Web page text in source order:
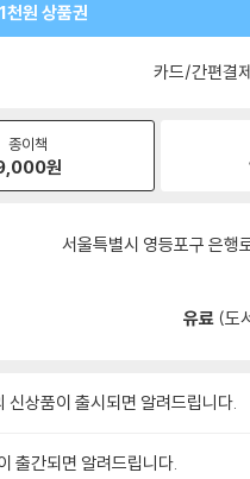
천원 상품권
카드/간편결
종이책
원
서울특별시 영등포구 은행
유료 (도
신상품이 출시되면 알려드립니다.
출간되면 알려드립니다.